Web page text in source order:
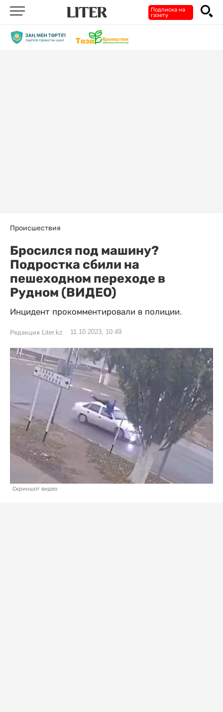
Подписка на
газету
Происшествия
Бросился под машину?
Подростка сбили на
пешеходном переходе в
Рудном (ВИДЕО)
Инцидент прокомментировали в полиции.
Редакция Liter.kz 11.10.2023, 10:49
Скриншот видео